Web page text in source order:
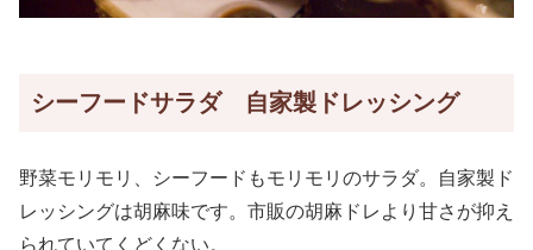
シーフードサラダ 自家製ドレッシング
野菜モリモリ、シーフードもモリモリのサラダ。自家製ド
レッシングは胡麻味です。市販の胡麻ドレより甘さが抑え
られていてくどくない。